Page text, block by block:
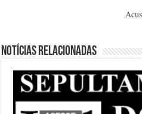
Notícias relacionadas